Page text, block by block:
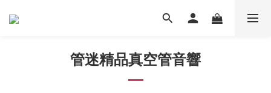
管迷精品真空管音響